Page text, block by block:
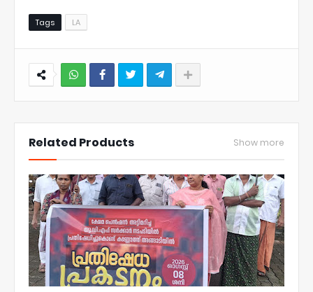
Tags LA
Related Products Show more